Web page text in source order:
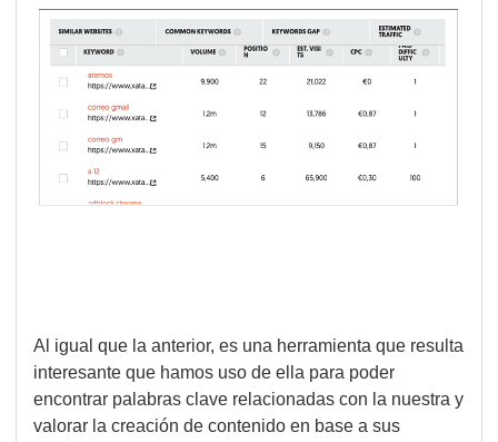
Al igual que la anterior, es una herramienta que resulta
interesante que hamos uso de ella para poder
encontrar palabras clave relacionadas con la nuestra y
valorar la creación de contenido en base a sus